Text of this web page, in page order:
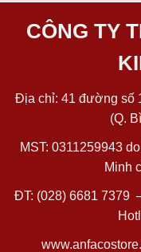
CÔNG TY
Địa chỉ: 41 đường số
(Q.
MST: 0311259943
Minh
ĐT: (028) 6681 7379